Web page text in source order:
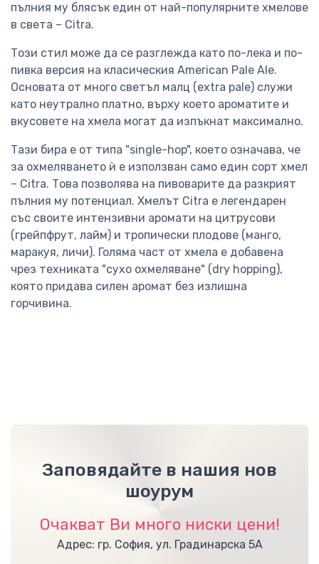
пълния му блясък един от най-популярните хмелове
в света – Citra.
Този стил може да се разглежда като по-лека и по-
пивка версия на класическия American Pale Ale.
Основата от много светъл малц (extra pale) служи
като неутрално платно, върху което ароматите и
вкусовете на хмела могат да изпъкнат максимално.
Тази бира е от типа "single-hop", което означава, че
за охмеляването ѝ е използван само един сорт хмел
– Citra. Това позволява на пивоварите да разкрият
пълния му потенциал. Хмелът Citra е легендарен
със своите интензивни аромати на цитрусови
(грейпфрут, лайм) и тропически плодове (манго,
маракуя, личи). Голяма част от хмела е добавена
чрез техниката "сухо охмеляване" (dry hopping),
която придава силен аромат без излишна
горчивина.
Заповядайте в нашия нов
шоурум
Очакват Ви много ниски цени!
Адрес: гр. София, ул. Градинарска 5А